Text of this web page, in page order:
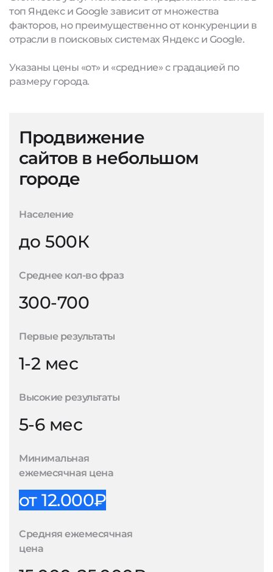
топ Яндекс и Google зависит от множества
факторов, но преимущественно от конкуренции в
отрасли в поисковых системах Яндекс и Google.
Указаны цены «от» и «средние» с градацией по
размеру города.
Продвижение
сайтов в небольшом
городе
Население
до 500К
Среднее кол-во фраз
300-700
Первые результаты
1-2 мес
Высокие результаты
5-6 мес
Минимальная
ежемесячная цена
от 12.000₽
Средняя ежемесячная
цена